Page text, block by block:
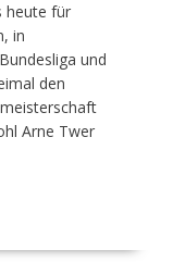
heute für
in
und
den
Arne Twer